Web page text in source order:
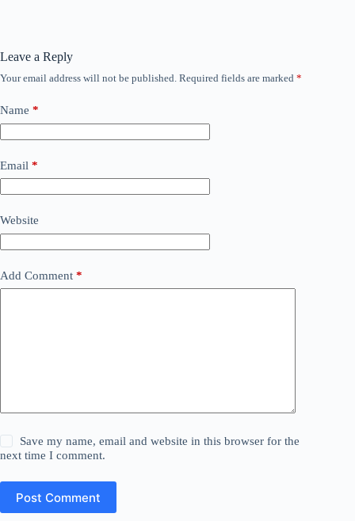
Leave a Reply
Your email address will not be published. Required fields are marked *
Name *
Email *
Website
Add Comment *
Save my name, email and website in this browser for the
next time I comment.
Post Comment